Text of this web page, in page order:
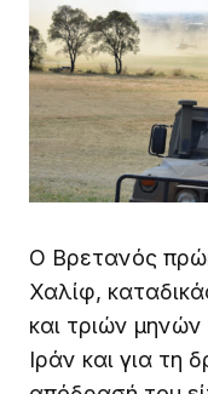
Ο Βρετανός
Χαλίφ,
και τριών
Ιράν και για τη